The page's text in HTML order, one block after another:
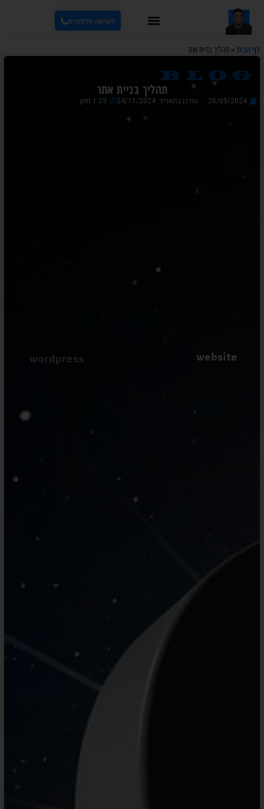
לשיחה טלפונית
דף הבית » תהליך בניית אתר
blog
תהליך בניית אתר
26/09/2024 עודכן בתאריך: 24/11/2024 1:23 pm
website
wordpress